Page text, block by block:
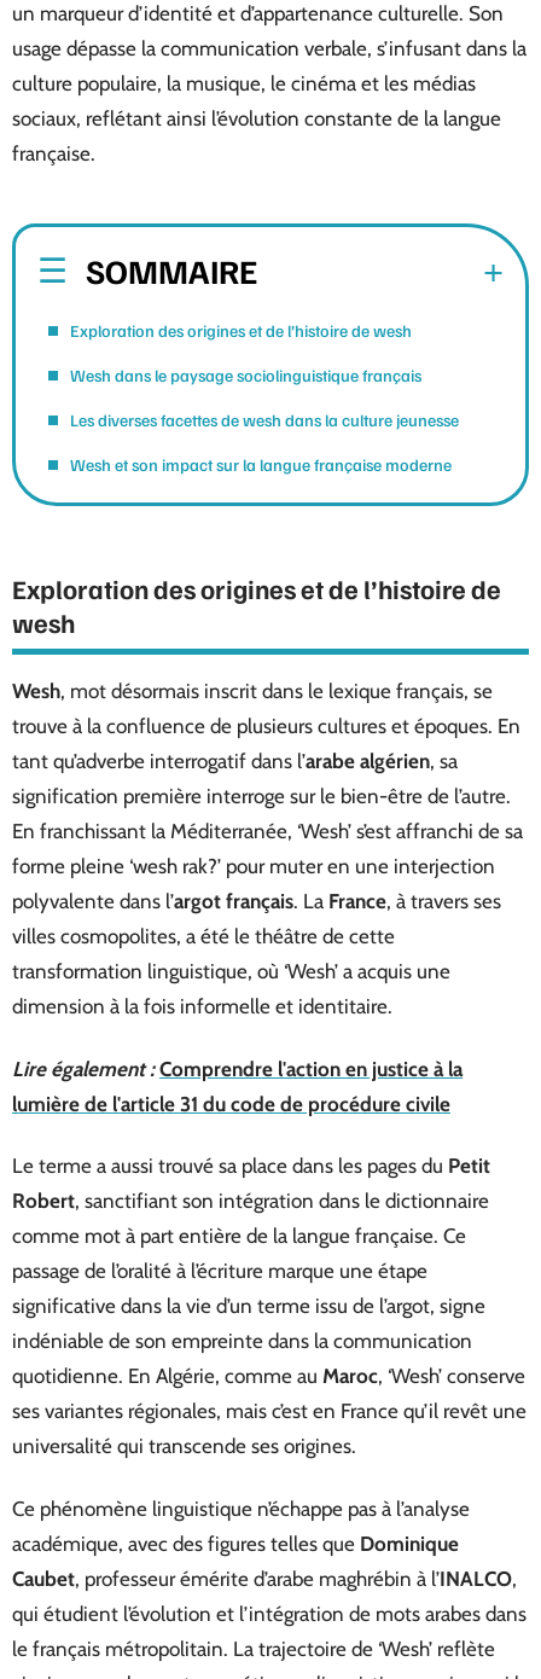
un marqueur d’identité et d’appartenance culturelle. Son
usage dépasse la communication verbale, s’infusant dans la
culture populaire, la musique, le cinéma et les médias
sociaux, reflétant ainsi l’évolution constante de la langue
française.
SOMMAIRE
Exploration des origines et de l’histoire de wesh
Wesh dans le paysage sociolinguistique français
Les diverses facettes de wesh dans la culture jeunesse
Wesh et son impact sur la langue française moderne
Exploration des origines et de l’histoire de
wesh
Wesh, mot désormais inscrit dans le lexique français, se
trouve à la confluence de plusieurs cultures et époques. En
tant qu’adverbe interrogatif dans l’arabe algérien, sa
signification première interroge sur le bien-être de l’autre.
En franchissant la Méditerranée, ‘Wesh’ s’est affranchi de sa
forme pleine ‘wesh rak?’ pour muter en une interjection
polyvalente dans l’argot français. La France, à travers ses
villes cosmopolites, a été le théâtre de cette
transformation linguistique, où ‘Wesh’ a acquis une
dimension à la fois informelle et identitaire.
Lire également : Comprendre l'action en justice à la
lumière de l'article 31 du code de procédure civile
Le terme a aussi trouvé sa place dans les pages du Petit
Robert, sanctifiant son intégration dans le dictionnaire
comme mot à part entière de la langue française. Ce
passage de l’oralité à l’écriture marque une étape
significative dans la vie d’un terme issu de l’argot, signe
indéniable de son empreinte dans la communication
quotidienne. En Algérie, comme au Maroc, ‘Wesh’ conserve
ses variantes régionales, mais c’est en France qu’il revêt une
universalité qui transcende ses origines.
Ce phénomène linguistique n’échappe pas à l’analyse
académique, avec des figures telles que Dominique
Caubet, professeur émérite d’arabe maghrébin à l’INALCO,
qui étudient l’évolution et l’intégration de mots arabes dans
le français métropolitain. La trajectoire de ‘Wesh’ reflète